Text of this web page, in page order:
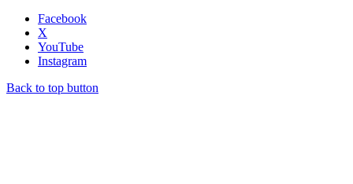
Facebook
X
YouTube
Instagram
Back to top button